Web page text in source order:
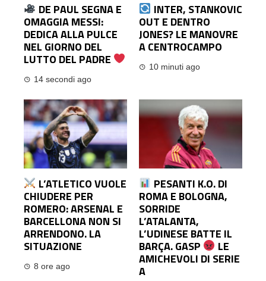
DE PAUL SEGNA E
OMAGGIA MESSI:
DEDICA ALLA PULCE
NEL GIORNO DEL
LUTTO DEL PADRE
14 secondi ago
INTER, STANKOVIC
OUT E DENTRO
JONES? LE MANOVRE
A CENTROCAMPO
10 minuti ago
L’ATLETICO VUOLE
CHIUDERE PER
ROMERO: ARSENAL E
BARCELLONA NON SI
ARRENDONO. LA
SITUAZIONE
8 ore ago
PESANTI K.O. DI
ROMA E BOLOGNA,
SORRIDE
L’ATALANTA,
L’UDINESE BATTE IL
BARÇA. GASP LE
AMICHEVOLI DI SERIE
A